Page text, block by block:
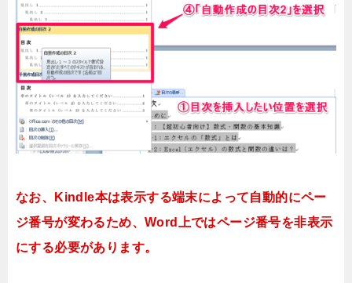
なお、Kindle本は表示する端末によって自動的にペー
ジ番号が変わるため、Word上ではページ番号を非表示
にする必要があります。